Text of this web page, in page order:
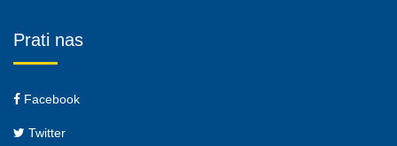
Prati nas
Facebook
Twitter